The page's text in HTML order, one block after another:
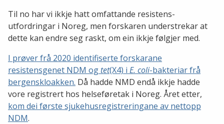
Til no har vi ikkje hatt omfattande resistens-
utfordringar i Noreg, men forskaren understrekar at
dette kan endre seg raskt, om ein ikkje følgjer med.
I prøver frå 2020 identifiserte forskarane
resistensgenet NDM og tet(X4) i E. coli-bakteriar frå
bergenskloakken. Då hadde NMD endå ikkje hadde
vore registrert hos helseføretak i Noreg. Året etter,
kom dei første sjukehusregistreringane av nettopp
NDM.